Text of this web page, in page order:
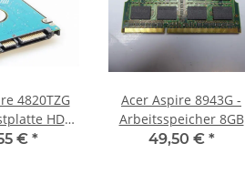
4820TZG
HDD
€ *
Acer Aspire 8943G -
Arbeitsspeicher 8GB
RAM Memory DDR3
49,50 € *